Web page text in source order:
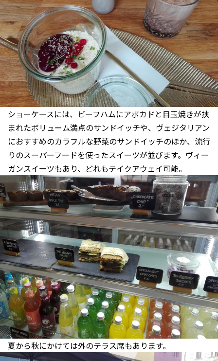
ショーケースには、ビーフハムにアボカドと目玉焼きが挟
まれたボリューム満点のサンドイッチや、ヴェジタリアン
におすすめのカラフルな野菜のサンドイッチのほか、流行
りのスーパーフードを使ったスイーツが並びます。ヴィー
ガンスイーツもあり、どれもテイクアウェイ可能。
夏から秋にかけては外のテラス席もあります。